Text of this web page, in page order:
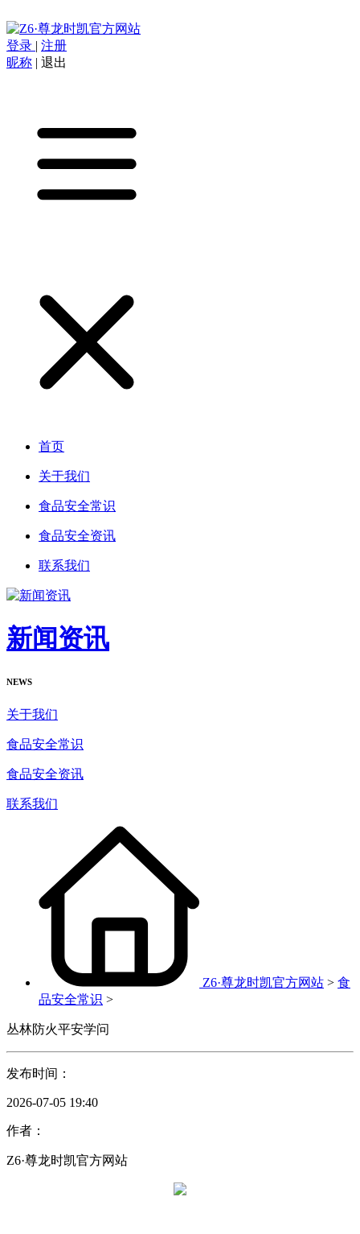
登录 | 注册
昵称 | 退出
首页
关于我们
食品安全常识
食品安全资讯
联系我们
新闻资讯
NEWS
关于我们
食品安全常识
食品安全资讯
联系我们
Z6·尊龙时凯官方网站 > 食
品安全常识 >
丛林防火平安学问
发布时间：
2026-07-05 19:40
作者：
Z6·尊龙时凯官方网站